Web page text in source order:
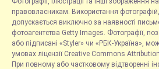
правовласникам. Використання
допускається виключно за наявності
фотоагентства Getty Images. Фотографії,
або підписані «Styler» чи «РБК-Україна»,
умовах ліцензії Creative Commons
При повному або частковому відтворенні